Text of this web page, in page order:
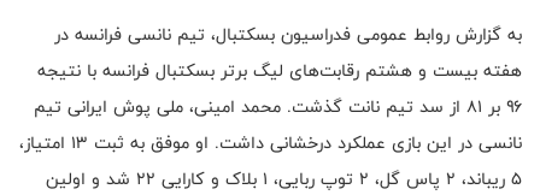
به گزارش روابط عمومی فدراسیون بسکتبال، تیم نانسی فرانسه در
هفته بیست و هشتم رقابت‌های لیگ برتر بسکتبال فرانسه با نتیجه
۹۶ بر ۸۱ از سد تیم نانت گذشت. محمد امینی، ملی پوش ایرانی تیم
نانسی در این بازی عملکرد درخشانی داشت. او موفق به ثبت ۱۳ امتیاز،
۵ ریباند، ۲ پاس گل، ۲ توپ ربایی، ۱ بلاک و کارایی ۲۲ شد و اولین